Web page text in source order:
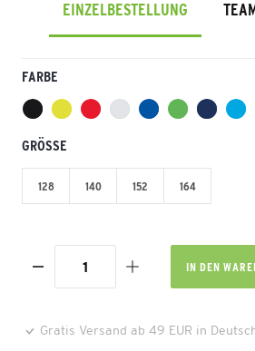
EINZELBESTELLUNG
FARBE
GRÖSSE
128 140 152 164
IN DEN
Gratis Versand ab 49 EUR in